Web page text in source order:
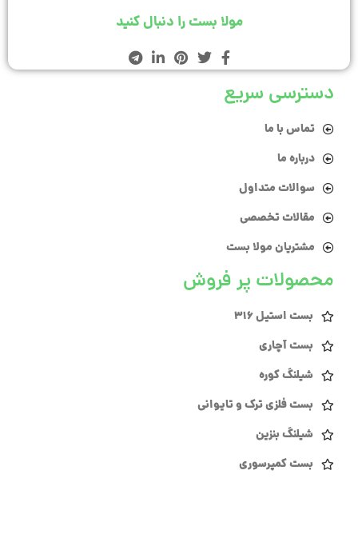
مولا بست را دنبال کنید
دسترسی سریع
تماس با ما
درباره ما
سوالات متداول
مقالات تخصصی
مشتریان مولا بست
محصولات پر فروش
بست استیل 316
بست آچاری
شیلنگ کوره
بست فلزی ترک و تایوانی
شیلنگ بنزین
بست کمپرسوری